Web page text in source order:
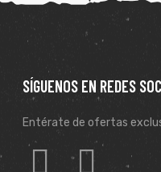
SÍGUENOS EN REDES
Entérate de ofertas